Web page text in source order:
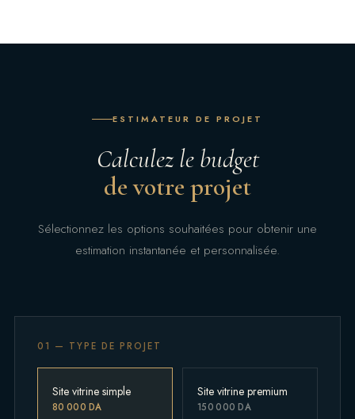
ESTIMATEUR DE PROJET
Calculez le budget
de votre projet
Sélectionnez les options souhaitées pour obtenir une
estimation instantanée et personnalisée.
01 — TYPE DE PROJET
Site vitrine simple
80 000 DA
Site vitrine premium
150 000 DA